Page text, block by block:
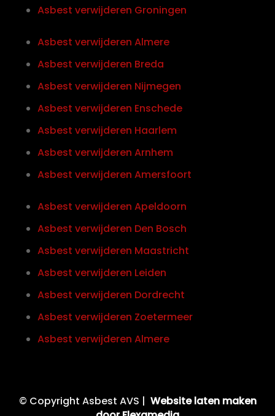
Asbest verwijderen Groningen
Asbest verwijderen Almere
Asbest verwijderen Breda
Asbest verwijderen Nijmegen
Asbest verwijderen Enschede
Asbest verwijderen Haarlem
Asbest verwijderen Arnhem
Asbest verwijderen Amersfoort
Asbest verwijderen Apeldoorn
Asbest verwijderen Den Bosch
Asbest verwijderen Maastricht
Asbest verwijderen Leiden
Asbest verwijderen Dordrecht
Asbest verwijderen Zoetermeer
Asbest verwijderen Almere
© Copyright Asbest AVS | Website laten maken